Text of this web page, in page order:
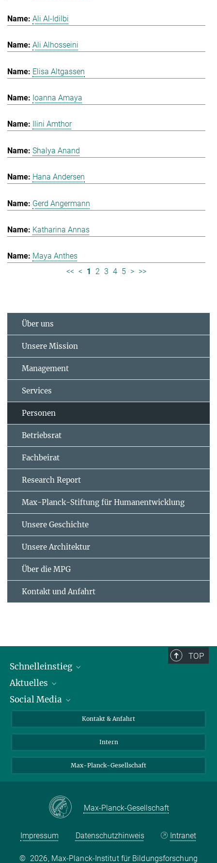
Ali Al-Idilbi
Ali Alhosseini
Elisa Altgassen
Ioanna Amaya
Ilini Amthor
Shalya Anand
Hana Andersen
Gerd Angermann
Katharina Annas
Maya Anthes
<< < 1 2 3 4 5 > >>
Über uns
Unsere Mission
Management
Services
Personen
Betriebsrat
Fachbeirat
Research Report
Max-Planck-Stiftung für Humanentwicklung
Unsere Geschichte
Unsere Architektur
Über die MPG
Kontakt und Anfahrt
TOP
Schnelleinstieg
Personen
Pressebereich
Aktuelles
Stellenangebote
Social Media
X
LinkedIn
Kontakt & Anfahrt
Intern
Max-Planck-Gesellschaft
Max-Planck-Gesellschaft
Impressum Datenschutzhinweis Intranet
© 2026, Max-Planck-Institut für Bildungsforschung